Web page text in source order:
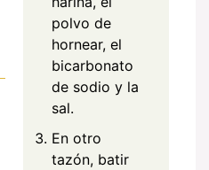
polvo de
hornear, el
bicarbonato
de sodio y la
sal.
En otro
tazón, batir